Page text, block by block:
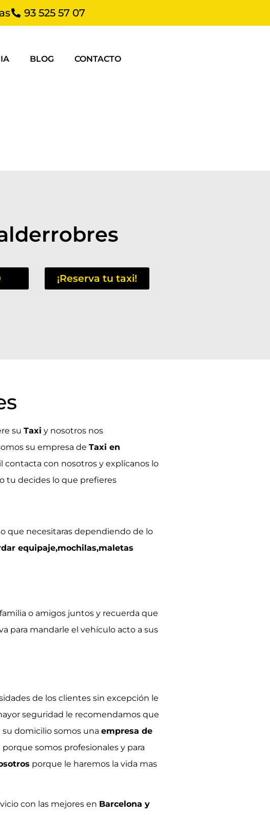
93 525 57 07
BLOG CONTACTO
¡Reserva tu taxi!
su Taxi y nosotros nos
su empresa de Taxi en
contacta con nosotros y explícanos lo
tu decides lo que prefieres
que necesitaras dependiendo de lo
equipaje,mochilas,maletas
o amigos juntos y recuerda que
para mandarle el vehículo acto a sus
de los clientes sin excepción le
seguridad le recomendamos que
domicilio somos una empresa de
somos profesionales y para
porque le haremos la vida mas
con las mejores en Barcelona y